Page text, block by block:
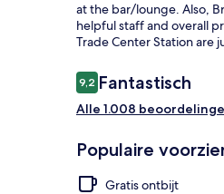
at the bar/lounge. Also,
helpful staff and overall
Trade Center Station are
Beoordelingen
9,29,2 op 10 –
Fantastisch
Alle 1.008
Populaire
Gratis ontbijt